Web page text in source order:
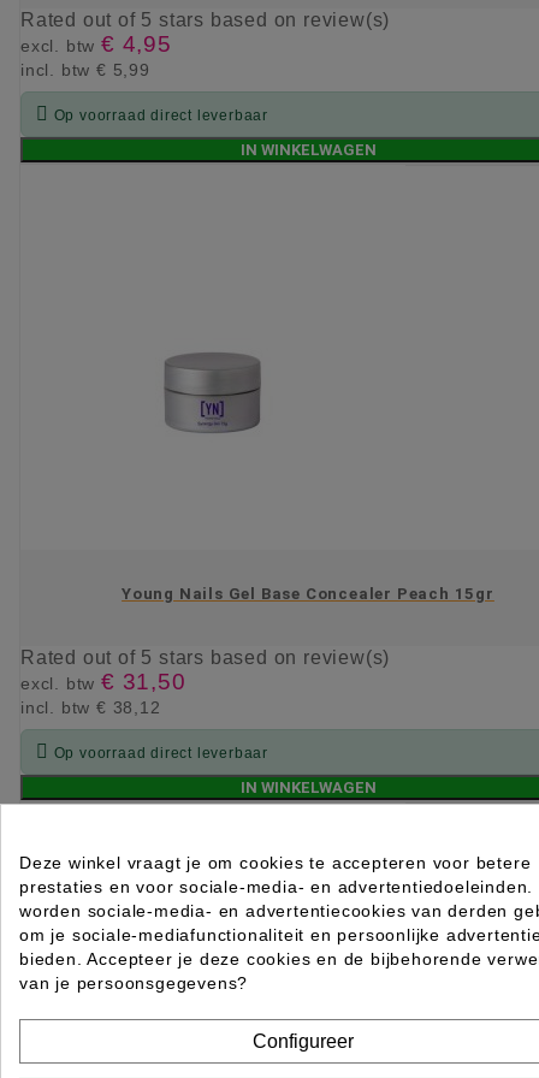
Rated out of 5 stars based on review(s)
excl. btw € 4,95
incl. btw € 5,99
 Op voorraad direct leverbaar
IN WINKELWAGEN
Young Nails Gel Base Concealer Peach 15gr
Rated out of 5 stars based on review(s)
excl. btw € 31,50
incl. btw € 38,12
 Op voorraad direct leverbaar
IN WINKELWAGEN
Deze winkel vraagt je om cookies te accepteren voor betere
prestaties en voor sociale-media- en advertentiedoeleinden.
worden sociale-media- en advertentiecookies van derden
om je sociale-mediafunctionaliteit en persoonlijke
bieden. Accepteer je deze cookies en de bijbehorende
van je persoonsgegevens?
Configureer